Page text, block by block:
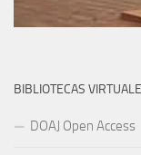
BIBLIOTECAS
DOAJ Open Access